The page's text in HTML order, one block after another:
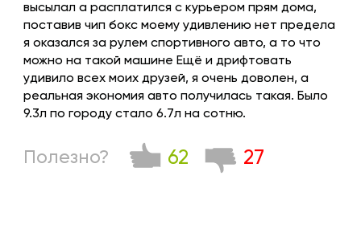
высылал а расплатился с курьером прям дома,
поставив чип бокс моему удивлению нет предела
я оказался за рулем спортивного авто, а то что
можно на такой машине Ещё и дрифтовать
удивило всех моих друзей, я очень доволен, а
реальная экономия авто получилась такая. Было
9.3л по городу стало 6.7л на сотню.
Полезно? 62 27